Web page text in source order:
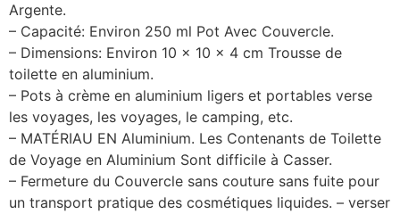
Argente.
– Capacité: Environ 250 ml Pot Avec Couvercle.
– Dimensions: Environ 10 x 10 x 4 cm Trousse de
toilette en aluminium.
– Pots à crème en aluminium ligers et portables verse
les voyages, les voyages, le camping, etc.
– MATÉRIAU EN Aluminium. Les Contenants de Toilette
de Voyage en Aluminium Sont difficile à Casser.
– Fermeture du Couvercle sans couture sans fuite pour
un transport pratique des cosmétiques liquides. – verser